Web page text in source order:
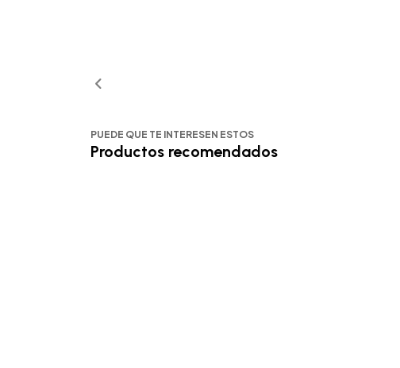
PUEDE QUE TE INTERESEN ESTOS
Productos recomendados